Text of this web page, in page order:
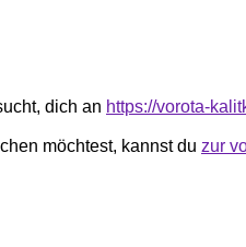
dich an https://vorota-
möchtest, kannst du zur